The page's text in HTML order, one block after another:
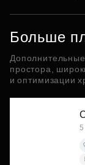
Больше
простора,
и оптимизации